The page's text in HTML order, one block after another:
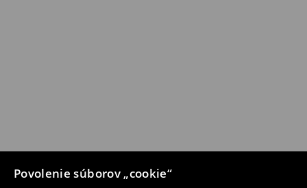
Povolenie súborov „cookie“